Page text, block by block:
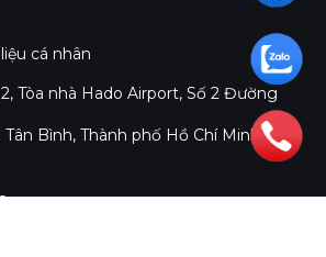
cá nhân
Tòa nhà Hado Airport, Số 2 Đường
Bình, Thành phố Hồ Chí Minh,